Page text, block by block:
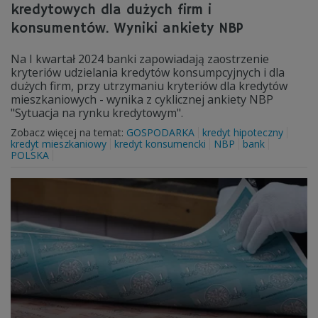
kredytowych dla dużych firm i
konsumentów. Wyniki ankiety NBP
Na I kwartał 2024 banki zapowiadają zaostrzenie
kryteriów udzielania kredytów konsumpcyjnych i dla
dużych firm, przy utrzymaniu kryteriów dla kredytów
mieszkaniowych - wynika z cyklicznej ankiety NBP
"Sytuacja na rynku kredytowym".
Zobacz więcej na temat: GOSPODARKA
kredyt hipoteczny
kredyt mieszkaniowy
kredyt konsumencki NBP
bank
POLSKA